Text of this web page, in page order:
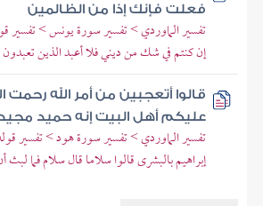
فعلت فإنك إذا من الظالمين
تفسير الماوردي > تفسير سورة يونس > تفسير
إن كنتم في شك من ديني فلا أعبد الذين
قالوا أتعجبين من أمر الله رحمت
عليكم أهل البيت إنه حميد
تفسير الماوردي > تفسير سورة هود > تفسير
إبراهيم بالبشرى قالوا سلاما قال سلام فما